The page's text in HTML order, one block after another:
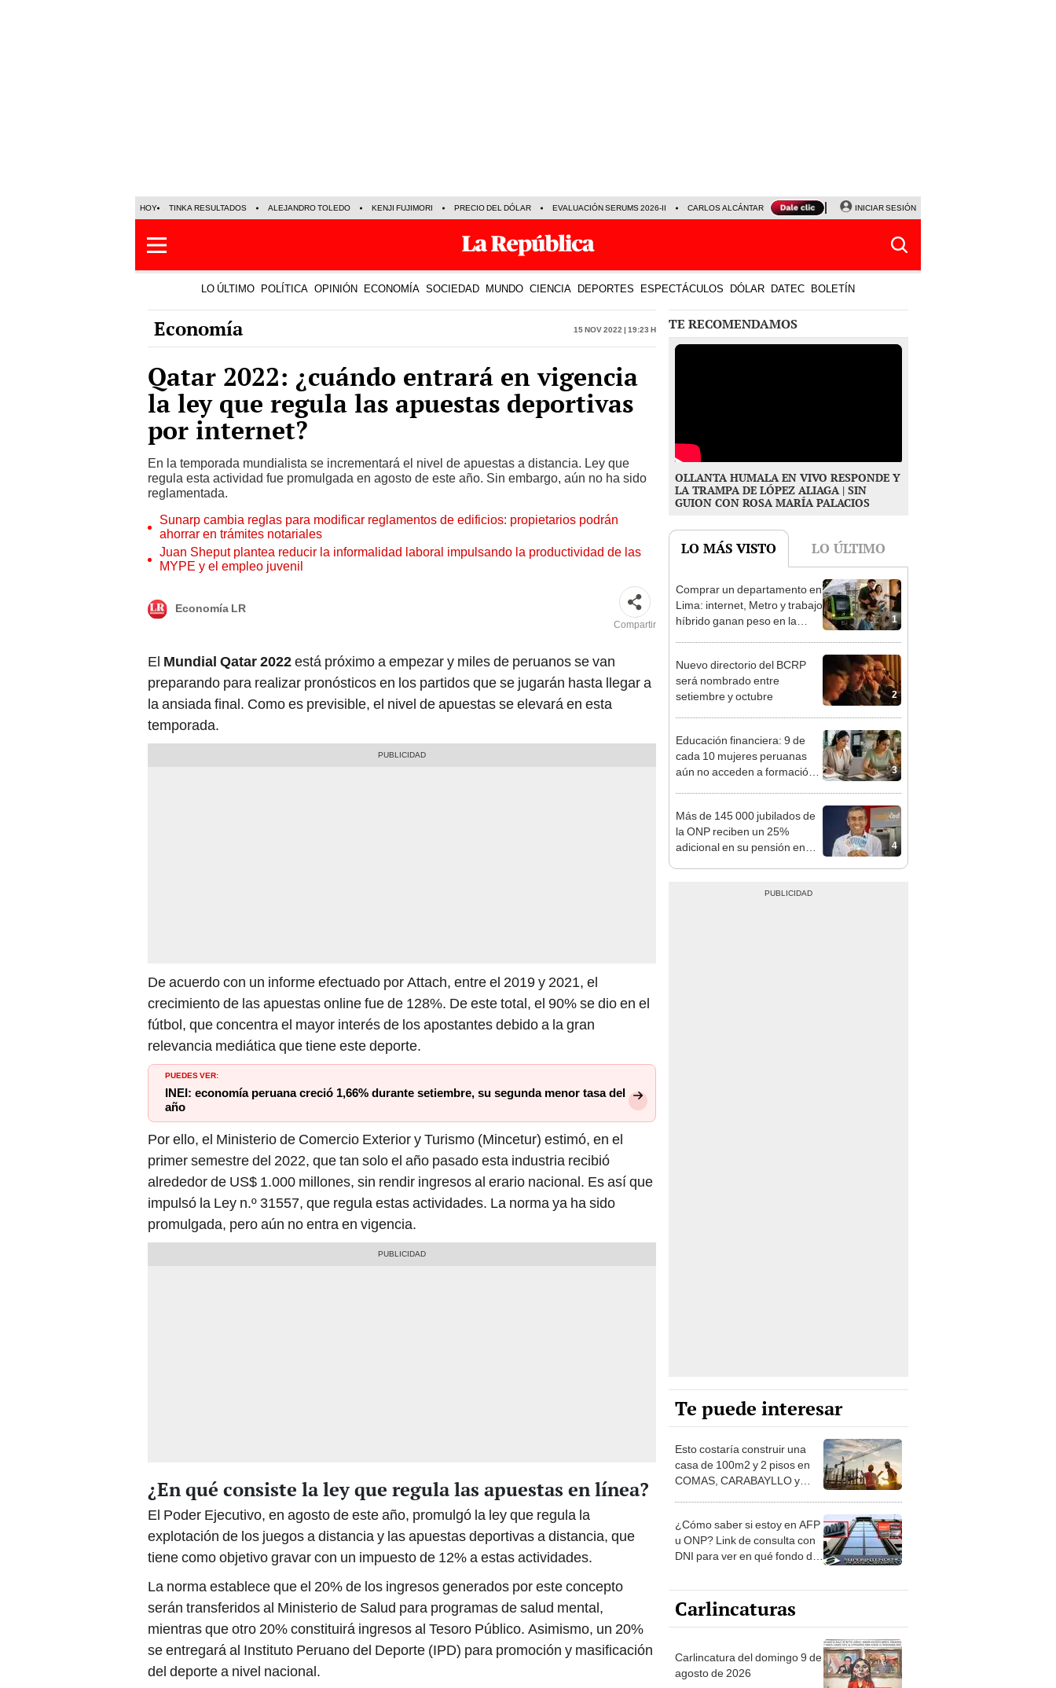
HOY TINKA RESULTADOS ALEJANDRO TOLEDO KENJI FUJIMORI PRECIO DEL DÓLAR EVALUACIÓN SERUMS 2026-II CARLOS ALCÁNTARA SERIE ACARAMELADOS PLAZA VEA
INICIAR SESIÓN
LO ÚLTIMO POLÍTICA OPINIÓN ECONOMÍA SOCIEDAD MUNDO CIENCIA DEPORTES ESPECTÁCULOS DÓLAR DATEC BOLETÍN
Economía 15 Nov 2022 | 19:23 h
Qatar 2022: ¿cuándo entrará en vigencia
la ley que regula las apuestas deportivas
por internet?
En la temporada mundialista se incrementará el nivel de apuestas a distancia. Ley que
regula esta actividad fue promulgada en agosto de este año. Sin embargo, aún no ha sido
reglamentada.
Sunarp cambia reglas para modificar reglamentos de edificios: propietarios podrán
ahorrar en trámites notariales
Juan Sheput plantea reducir la informalidad laboral impulsando la productividad de las
MYPE y el empleo juvenil
Economía LR
Compartir
El Mundial Qatar 2022está próximo a empezar y miles de peruanos se van
preparando para realizar pronósticos en los partidos que se jugarán hasta llegar a
la ansiada final. Como es previsible, el nivel de apuestas se elevará en esta
temporada.
De acuerdo con un informe efectuado por Attach, entre el 2019 y 2021, el
crecimiento de las apuestas online fue de 128%. De este total, el 90% se dio en el
fútbol, que concentra el mayor interés de los apostantes debido a la gran
relevancia mediática que tiene este deporte.
PUEDES VER:
INEI: economía peruana creció 1,66% durante setiembre, su segunda menor tasa del
año
Por ello, el Ministerio de Comercio Exterior y Turismo (Mincetur) estimó, en el
primer semestre del 2022, que tan solo el año pasado esta industria recibió
alrededor de US$ 1.000 millones, sin rendir ingresos al erario nacional. Es así que
impulsó la Ley n.º 31557, que regula estas actividades. La norma ya ha sido
promulgada, pero aún no entra en vigencia.
¿En qué consiste la ley que regula las apuestas en línea?
El Poder Ejecutivo, en agosto de este año, promulgó la ley que regula la
explotación de los juegos a distancia y las apuestas deportivas a distancia, que
tiene como objetivo gravar con un impuesto de 12% a estas actividades.
La norma establece que el 20% de los ingresos generados por este concepto
serán transferidos al Ministerio de Salud para programas de salud mental,
mientras que otro 20% constituirá ingresos al Tesoro Público. Asimismo, un 20%
se entregará al Instituto Peruano del Deporte (IPD) para promoción y masificación
del deporte a nivel nacional.
TE RECOMENDAMOS
OLLANTA HUMALA EN VIVO RESPONDE Y
LA TRAMPA DE LÓPEZ ALIAGA | SIN
GUION CON ROSA MARÍA PALACIOS
LO MÁS VISTO LO ÚLTIMO
1
Comprar un departamento en
Lima: internet, Metro y trabajo
híbrido ganan peso en la
2
Nuevo directorio del BCRP
será nombrado entre
setiembre y octubre
3
Educación financiera: 9 de
cada 10 mujeres peruanas
aún no acceden a formación
4
Más de 145 000 jubilados de
la ONP reciben un 25%
adicional en su pensión en
Te puede interesar
Esto costaría construir una
casa de 100m2 y 2 pisos en
COMAS, CARABAYLLO y
¿Cómo saber si estoy en AFP
u ONP? Link de consulta con
DNI para ver en qué fondo de
Carlincaturas
Carlincatura del domingo 9 de
agosto de 2026